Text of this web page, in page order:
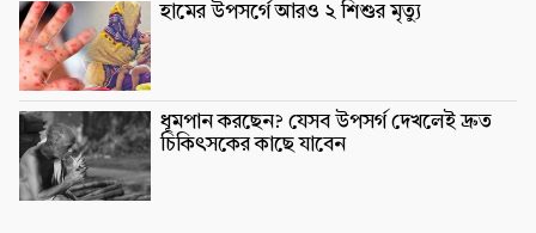
হামের উপসর্গে আরও ২ শিশুর মৃত্যু
ধূমপান করছেন? যেসব উপসর্গ দেখলেই দ্রুত
চিকিৎসকের কাছে যাবেন